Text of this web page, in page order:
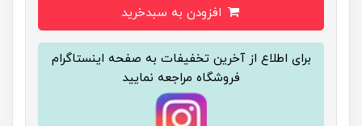
برای اطلاع از آخرین تخفیفات به صفحه اینستاگرام
فروشگاه مراجعه نمایید